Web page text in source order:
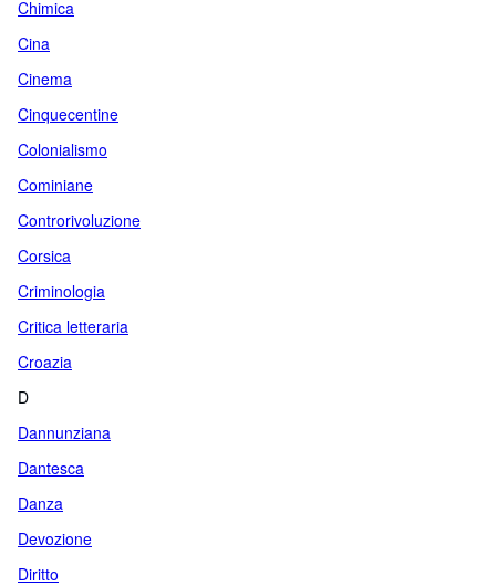
Chimica
Cina
Cinema
Cinquecentine
Colonialismo
Cominiane
Controrivoluzione
Corsica
Criminologia
Critica letteraria
Croazia
D
Dannunziana
Dantesca
Danza
Devozione
Diritto